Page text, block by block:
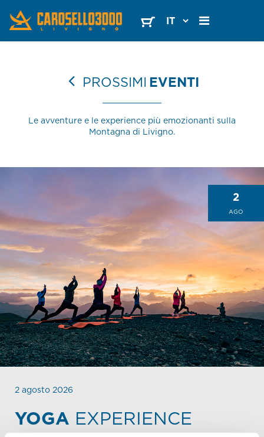
PROSSIMI EVENTI
Le avventure e le experience più emozionanti sulla
Montagna di Livigno.
2
AGO
2 agosto 2026
YOGA EXPERIENCE